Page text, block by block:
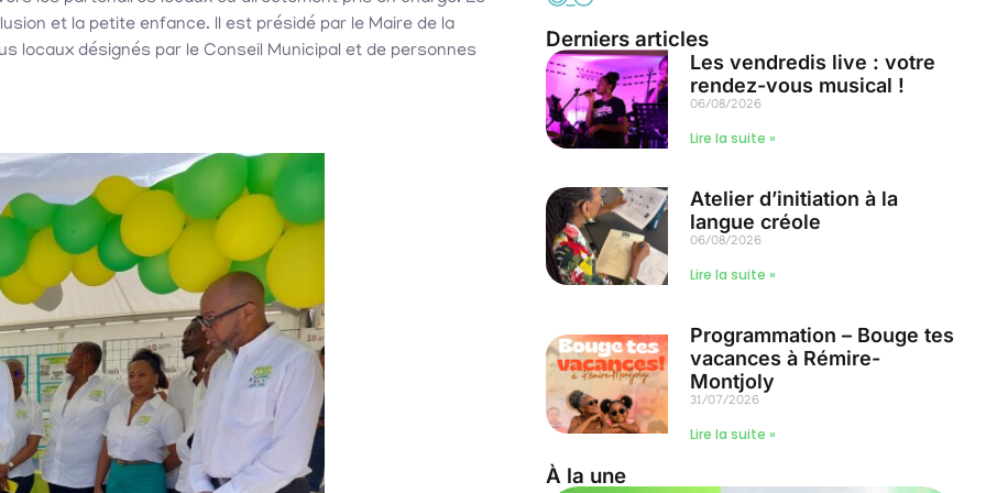
et la petite enfance. Il est présidé par le Maire de la
locaux désignés par le Conseil Municipal et de personnes
Derniers articles
Les vendredis live : votre
rendez-vous musical !
06/08/2026
Lire la suite »
Atelier d’initiation à la
langue créole
06/08/2026
Lire la suite »
Programmation – Bouge tes
vacances à Rémire-
Montjoly
31/07/2026
Lire la suite »
À la une